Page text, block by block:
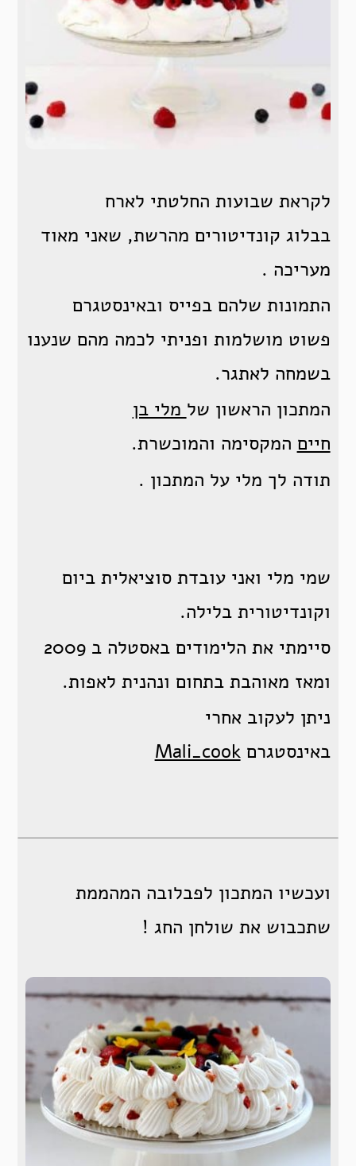
לקראת שבועות החלטתי לארח
בבלוג קונדיטורים מהרשת, שאני מאוד
מעריכה .
התמונות שלהם בפייס ובאינסטגרם
פשוט מושלמות ופניתי לכמה מהם שנענו
בשמחה לאתגר.
המתכון הראשון של מלי בן
חיים המקסימה והמוכשרת.
תודה לך מלי על המתכון .
שמי מלי ואני עובדת סוציאלית ביום
וקונדיטורית בלילה.
סיימתי את הלימודים באסטלה ב 2009
ומאז מאוהבת בתחום ונהנית לאפות.
ניתן לעקוב אחרי
באינסטגרםMali_cook
ועכשיו המתכון לפבלובה המהממת
שתכבוש את שולחן החג !